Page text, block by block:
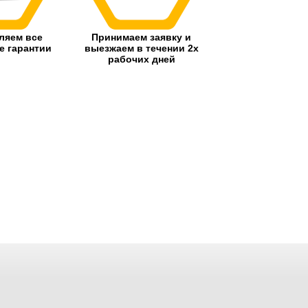
все
гарантии
Принимаем заявку и
выезжаем в течении 2х
рабочих дней